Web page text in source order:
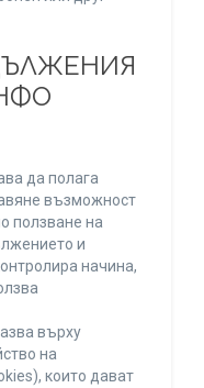
да полага
възможност
ползване на
и
начина,
върху
на
които дават